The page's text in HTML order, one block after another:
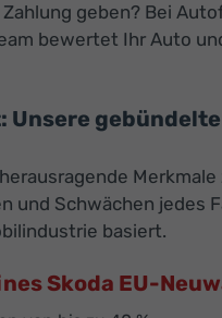
geben? Bei
bewertet Ihr Auto
und Schwächen jedes
basiert.
Skoda EU-